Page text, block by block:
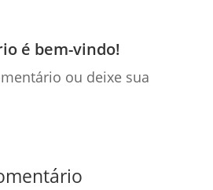
é bem-vindo!
ou deixe sua